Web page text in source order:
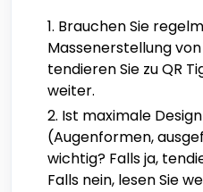
Brauchen Sie
Massenerstellung
tendieren Sie zu QR
weiter.
Ist maximale
(Augenformen,
wichtig? Falls ja,
Falls nein, lesen Sie